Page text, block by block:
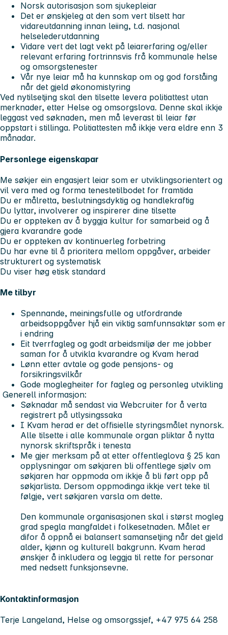
Norsk autorisasjon som sjukepleiar
Det er ønskjeleg at den som vert tilsett har
vidareutdanning innan leiing, t.d. nasjonal
helselederutdanning
Vidare vert det lagt vekt på leiarerfaring og/eller
relevant erfaring fortrinnsvis frå kommunale helse
og omsorgstenester
Vår nye leiar må ha kunnskap om og god forståing
når det gjeld økonomistyring
Ved nytilsetjing skal den tilsette levera politiattest utan
merknader, etter Helse og omsorgslova. Denne skal ikkje
leggast ved søknaden, men må leverast til leiar før
oppstart i stillinga. Politiattesten må ikkje vera eldre enn 3
månadar.
Personlege eigenskapar
Me søkjer ein engasjert leiar som er utviklingsorientert og
vil vera med og forma tenestetilbodet for framtida
Du er målretta, beslutningsdyktig og handlekraftig
Du lyttar, involverer og inspirerer dine tilsette
Du er oppteken av å byggja kultur for samarbeid og å
gjera kvarandre gode
Du er oppteken av kontinuerleg forbetring
Du har evne til å prioritera mellom oppgåver, arbeider
strukturert og systematisk
Du viser høg etisk standard
Me tilbyr
Spennande, meiningsfulle og utfordrande
arbeidsoppgåver hjå ein viktig samfunnsaktør som er
i endring
Eit tverrfagleg og godt arbeidsmiljø der me jobber
saman for å utvikla kvarandre og Kvam herad
Lønn etter avtale og gode pensjons- og
forsikringsvilkår
Gode moglegheiter for fagleg og personleg utvikling
Generell informasjon:
Søknadar må sendast via Webcruiter for å verta
registrert på utlysingssaka
I Kvam herad er det offisielle styringsmålet nynorsk.
Alle tilsette i alle kommunale organ pliktar å nytta
nynorsk skriftspråk i tenesta
Me gjer merksam på at etter offentleglova § 25 kan
opplysningar om søkjaren bli offentlege sjølv om
søkjaren har oppmoda om ikkje å bli ført opp på
søkjarlista. Dersom oppmodinga ikkje vert teke til
følgje, vert søkjaren varsla om dette.
Den kommunale organisasjonen skal i størst mogleg
grad spegla mangfaldet i folkesetnaden. Målet er
difor å oppnå ei balansert samansetjing når det gjeld
alder, kjønn og kulturell bakgrunn. Kvam herad
ønskjer å inkludera og leggja til rette for personar
med nedsett funksjonsevne.
Kontaktinformasjon
Terje Langeland, Helse og omsorgssjef, +47 975 64 258